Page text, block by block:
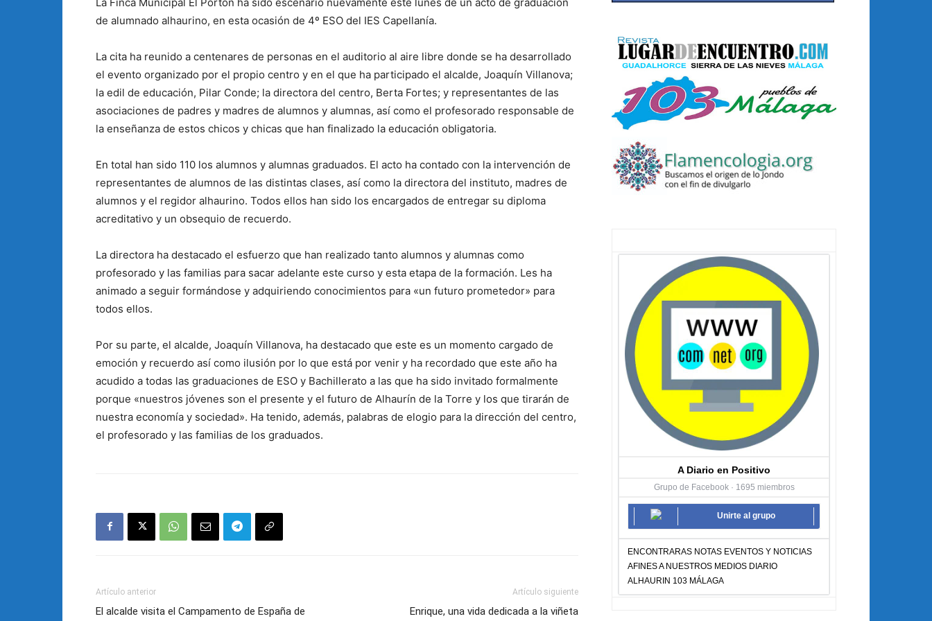
de alumnado alhaurino, en esta ocasión de 4º ESO del IES Capellanía.
La cita ha reunido a centenares de personas en el auditorio al aire libre donde se ha desarrollado
el evento organizado por el propio centro y en el que ha participado el alcalde, Joaquín Villanova;
la edil de educación, Pilar Conde; la directora del centro, Berta Fortes; y representantes de las
asociaciones de padres y madres de alumnos y alumnas, así como el profesorado responsable de
la enseñanza de estos chicos y chicas que han finalizado la educación obligatoria.
En total han sido 110 los alumnos y alumnas graduados. El acto ha contado con la intervención de
representantes de alumnos de las distintas clases, así como la directora del instituto, madres de
alumnos y el regidor alhaurino. Todos ellos han sido los encargados de entregar su diploma
acreditativo y un obsequio de recuerdo.
La directora ha destacado el esfuerzo que han realizado tanto alumnos y alumnas como
profesorado y las familias para sacar adelante este curso y esta etapa de la formación. Les ha
animado a seguir formándose y adquiriendo conocimientos para «un futuro prometedor» para
todos ellos.
Por su parte, el alcalde, Joaquín Villanova, ha destacado que este es un momento cargado de
emoción y recuerdo así como ilusión por lo que está por venir y ha recordado que este año ha
acudido a todas las graduaciones de ESO y Bachillerato a las que ha sido invitado formalmente
porque «nuestros jóvenes son el presente y el futuro de Alhaurín de la Torre y los que tirarán de
nuestra economía y sociedad». Ha tenido, además, palabras de elogio para la dirección del centro,
el profesorado y las familias de los graduados.
Artículo anterior
El alcalde visita el Campamento de España de
Artículo siguiente
Enrique, una vida dedicada a la viñeta
A Diario en Positivo
Grupo de Facebook · 1695 miembros
Unirte al grupo
ENCONTRARAS NOTAS EVENTOS Y NOTICIAS
AFINES A NUESTROS MEDIOS DIARIO
ALHAURIN 103 MÁLAGA